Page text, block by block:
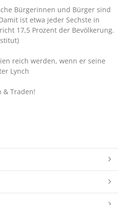
Bürgerinnen und Bürger sind
ist etwa jeder Sechste in
17,5 Prozent der Bevölkerung.
reich werden, wenn er seine
Lynch
& Traden!